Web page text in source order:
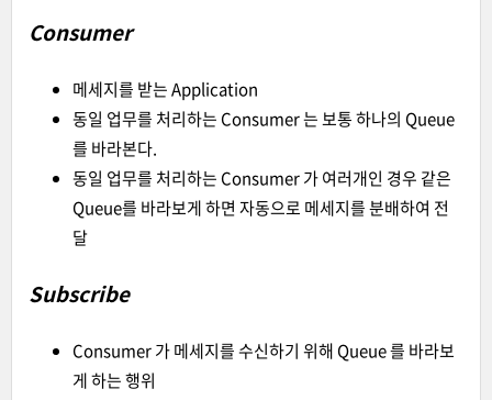
Consumer
메세지를 받는 Application
동일 업무를 처리하는 Consumer 는 보통 하나의 Queue
를 바라본다.
동일 업무를 처리하는 Consumer 가 여러개인 경우 같은
Queue를 바라보게 하면 자동으로 메세지를 분배하여 전
달
Subscribe
Consumer 가 메세지를 수신하기 위해 Queue 를 바라보
게 하는 행위